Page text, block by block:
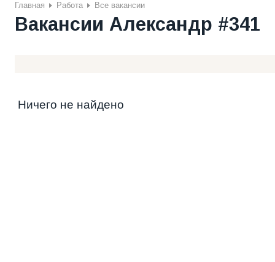
Главная Работа Все вакансии
Вакансии Александр #341
Ничего не найдено